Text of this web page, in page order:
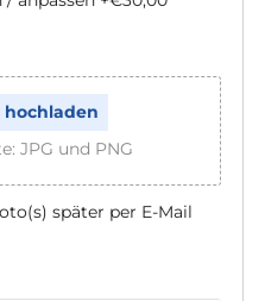
hochladen
JPG und PNG
später per E-Mail